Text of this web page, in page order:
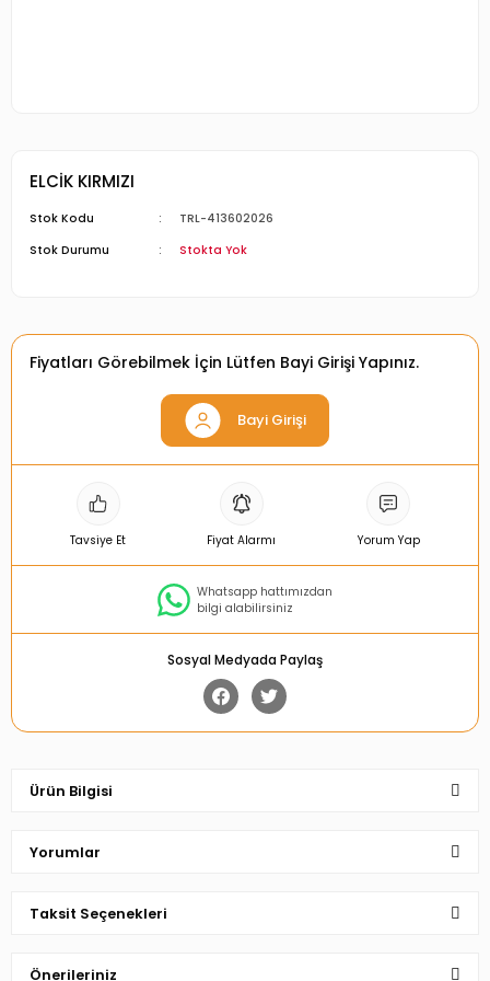
ELCİK KIRMIZI
Stok Kodu
TRL-413602026
Stok Durumu
Stokta Yok
Fiyatları Görebilmek İçin Lütfen Bayi Girişi Yapınız.
Bayi Girişi
Tavsiye Et Fiyat Alarmı Yorum Yap
Whatsapp hattımızdan
bilgi alabilirsiniz
Sosyal Medyada Paylaş
Ürün Bilgisi
Yorumlar
Taksit Seçenekleri
Önerileriniz